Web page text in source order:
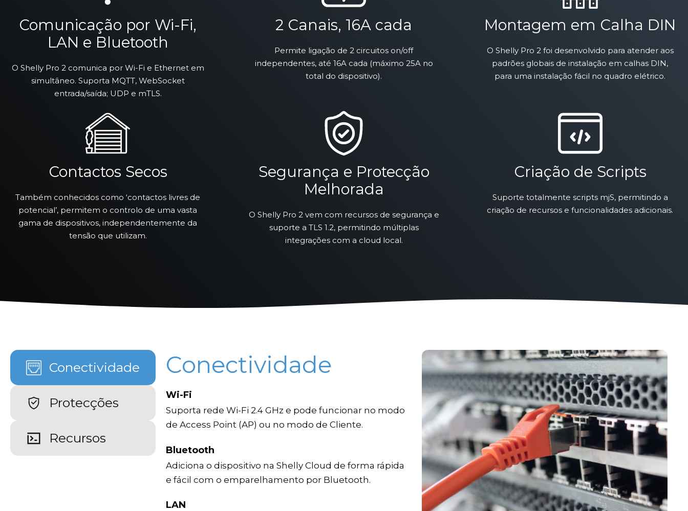
Comunicação por Wi-Fi,
LAN e Bluetooth
O Shelly Pro 2 comunica por Wi-Fi e Ethernet em
simultâneo. Suporta MQTT, WebSocket
entrada/saída; UDP e mTLS.
2 Canais, 16A cada
Permite ligação de 2 circuitos on/off
independentes, até 16A cada (máximo 25A no
total do dispositivo).
Montagem em Calha DIN
O Shelly Pro 2 foi desenvolvido para atender aos
padrões globais de instalação em calhas DIN,
para uma instalação fácil no quadro elétrico.
Contactos Secos
Também conhecidos como ‘contactos livres de
potencial’, permitem o controlo de uma vasta
gama de dispositivos, independentemente da
tensão que utilizam.
Segurança e Protecção
Melhorada
O Shelly Pro 2 vem com recursos de segurança e
suporte a TLS 1.2, permitindo múltiplas
integrações com a cloud local.
Criação de Scripts
Suporte totalmente scripts mjS, permitindo a
criação de recursos e funcionalidades adicionais.
Conectividade
Protecções
Recursos
Conectividade
Wi-Fi
Suporta rede Wi-Fi 2.4 GHz e pode funcionar no modo
de Access Point (AP) ou no modo de Cliente.
Bluetooth
Adiciona o dispositivo na Shelly Cloud de forma rápida
e fácil com o emparelhamento por Bluetooth.
LAN